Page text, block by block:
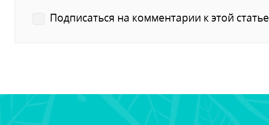
Подписаться на комментарии к этой статье